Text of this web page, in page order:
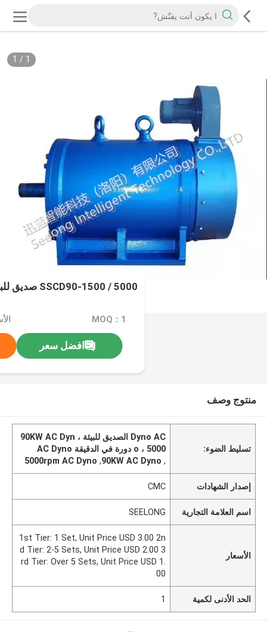
1
/
1
SSCD90-1500 / 5000 صديق للبيئة AC Dyno
MOQ：1
افضل سعر
منتوج وصف
تسليط الضوء:
Dyno AC الصديق للبيئة ، 90KW AC Dyn
o ، 5000 دورة في الدقيقة AC Dyno
,
90KW AC Dyno
,
5000rpm AC Dyno
إصدار الشهادات CMC
اسم العلامة التجارية SEELONG
الأسعار
1st Tier: 1 Set, Unit Price USD 3.00 2n
d Tier: 2-5 Sets, Unit Price USD 2.00 3
rd Tier: Over 5 Sets, Unit Price USD 1.
00
الحد الأدنى لكمية 1